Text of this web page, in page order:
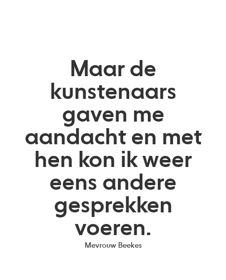
Maar de
kunstenaars
gaven me
aandacht en met
hen kon ik weer
eens andere
gesprekken
voeren.
Mevrouw Beekes